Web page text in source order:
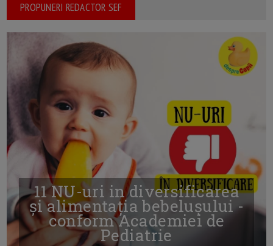
PROPUNERI REDACTOR SEF
11 NU-uri in diversificarea
și alimentația bebelușului -
conform Academiei de
Pediatrie